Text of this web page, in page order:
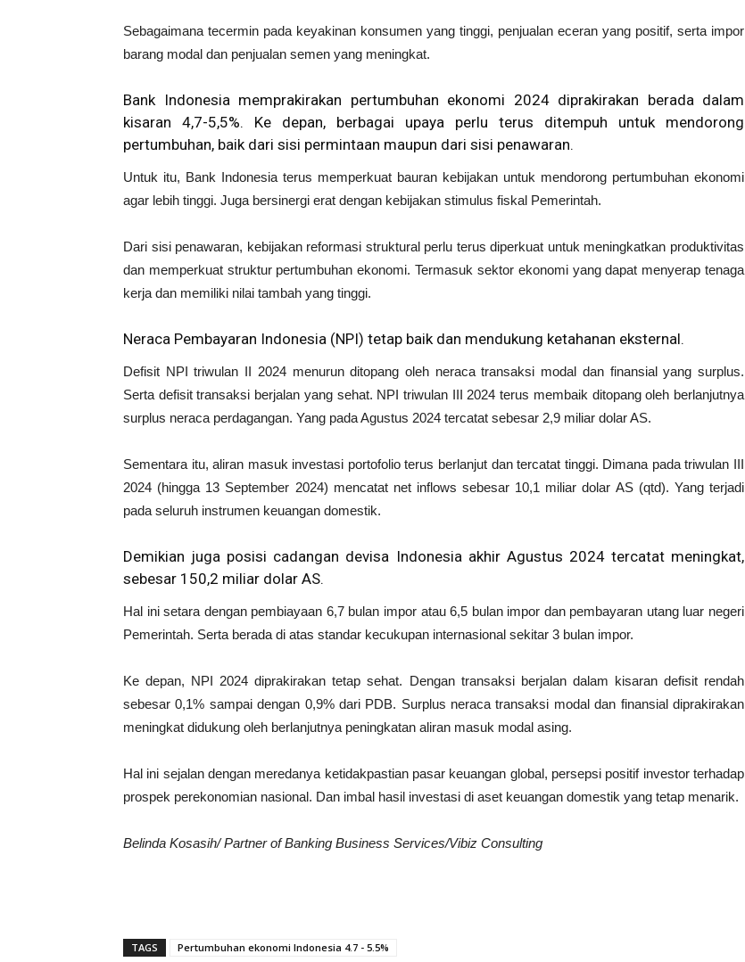
Sebagaimana tecermin pada keyakinan konsumen yang tinggi, penjualan eceran yang positif, serta impor
barang modal dan penjualan semen yang meningkat.
Bank Indonesia memprakirakan pertumbuhan ekonomi 2024 diprakirakan berada dalam
kisaran 4,7-5,5%. Ke depan, berbagai upaya perlu terus ditempuh untuk mendorong
pertumbuhan, baik dari sisi permintaan maupun dari sisi penawaran.
Untuk itu, Bank Indonesia terus memperkuat bauran kebijakan untuk mendorong pertumbuhan ekonomi
agar lebih tinggi. Juga bersinergi erat dengan kebijakan stimulus fiskal Pemerintah.
Dari sisi penawaran, kebijakan reformasi struktural perlu terus diperkuat untuk meningkatkan produktivitas
dan memperkuat struktur pertumbuhan ekonomi. Termasuk sektor ekonomi yang dapat menyerap tenaga
kerja dan memiliki nilai tambah yang tinggi.
Neraca Pembayaran Indonesia (NPI) tetap baik dan mendukung ketahanan eksternal.
Defisit NPI triwulan II 2024 menurun ditopang oleh neraca transaksi modal dan finansial yang surplus.
Serta defisit transaksi berjalan yang sehat. NPI triwulan III 2024 terus membaik ditopang oleh berlanjutnya
surplus neraca perdagangan. Yang pada Agustus 2024 tercatat sebesar 2,9 miliar dolar AS.
Sementara itu, aliran masuk investasi portofolio terus berlanjut dan tercatat tinggi. Dimana pada triwulan III
2024 (hingga 13 September 2024) mencatat net inflows sebesar 10,1 miliar dolar AS (qtd). Yang terjadi
pada seluruh instrumen keuangan domestik.
Demikian juga posisi cadangan devisa Indonesia akhir Agustus 2024 tercatat meningkat,
sebesar 150,2 miliar dolar AS.
Hal ini setara dengan pembiayaan 6,7 bulan impor atau 6,5 bulan impor dan pembayaran utang luar negeri
Pemerintah. Serta berada di atas standar kecukupan internasional sekitar 3 bulan impor.
Ke depan, NPI 2024 diprakirakan tetap sehat. Dengan transaksi berjalan dalam kisaran defisit rendah
sebesar 0,1% sampai dengan 0,9% dari PDB. Surplus neraca transaksi modal dan finansial diprakirakan
meningkat didukung oleh berlanjutnya peningkatan aliran masuk modal asing.
Hal ini sejalan dengan meredanya ketidakpastian pasar keuangan global, persepsi positif investor terhadap
prospek perekonomian nasional. Dan imbal hasil investasi di aset keuangan domestik yang tetap menarik.
Belinda Kosasih/ Partner of Banking Business Services/Vibiz Consulting
TAGS Pertumbuhan ekonomi Indonesia 4.7 - 5.5%